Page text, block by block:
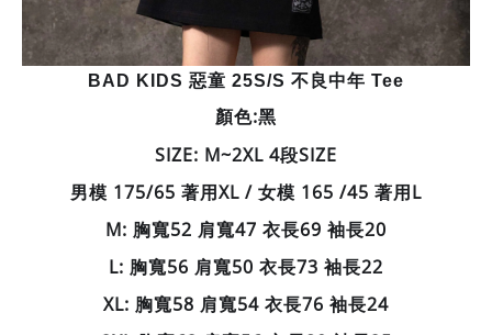
BAD KIDS 惡童 25S/S 不良中年 Tee
顏色:黑
SIZE: M~2XL 4段SIZE
男模 175/65 著用XL / 女模 165 /45 著用L
M: 胸寬52 肩寬47 衣長69 袖長20
L: 胸寬56 肩寬50 衣長73 袖長22
XL: 胸寬58 肩寬54 衣長76 袖長24